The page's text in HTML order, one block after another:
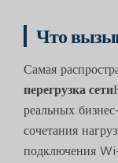
Что
Самая
перегрузка сети
реальных
сочетания
подключения